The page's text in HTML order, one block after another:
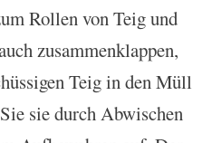
Rollen von Teig und
zusammenklappen,
Teig in den Müll
sie durch Abwischen